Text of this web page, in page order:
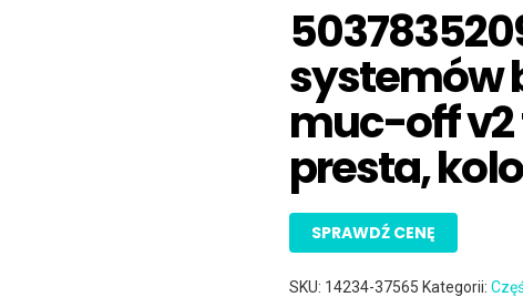
systemów
muc-off
presta,
SPRAWDŹ CENĘ
SKU: 14234-37565 Kategorii: